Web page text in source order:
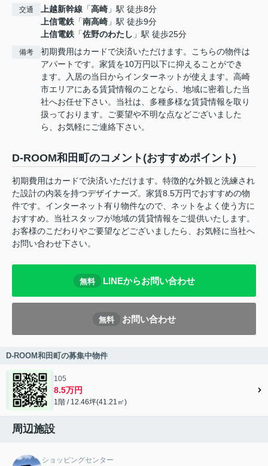
交通 上越新幹線 「高崎 」駅 徒歩8分
上信電鉄 「南高崎 」駅 徒歩9分
上信電鉄 「佐野のわたし 」駅 徒歩25分
備考
初期費用はカードで決済いただけます。こちらの物件は
アパートです。家賃を10万円以下に抑えることができ
ます。入居の当日からインターネットが使えます。高崎
市エリアにある賃貸情報のことなら、地域に密着した当
社へお任せ下さい。当社は、多種多様な賃貸情報を取り
扱っております。ご要望や不明な点などございました
ら、お気軽にご連絡下さい。
D-ROOM和田町のコメント(おすすめポイント)
初期費用はカードで決済いただけます。特徴的な外観と洗練され
た設計の内装を持つデザイナーズ。家賃8.5万円でおすすめの物
件です。インターネット有り物件なので、ネットをよく使う方に
おすすめ。当社スタッフが地域の賃貸情報をご提供いたします。
お客様のこだわりやご要望などございましたら、お気軽に当社へ
お問い合わせ下さい。
無料 LINEからお問い合わせ
無料 お問い合わせ
D-ROOM和田町の募集中物件
105
8.5万円
1階 / 12.46坪(41.21㎡)
周辺施設
ショッピングセンター